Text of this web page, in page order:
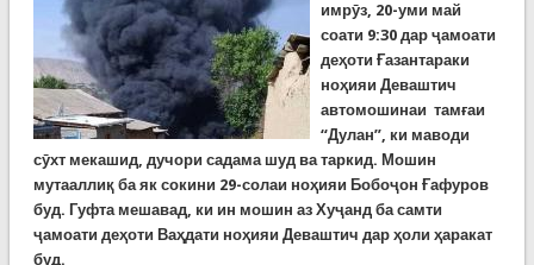
имрӯз, 20-уми май
соати 9:30 дар ҷамоати
деҳоти Ғазантараки
ноҳияи Деваштич
автомошинаи тамғаи
“Дулан”, ки маводи
сӯхт мекашид, дучори садама шуд ва таркид. Мошин
мутааллиқ ба як сокини 29-солаи ноҳияи Бобоҷон Ғафуров
буд. Гуфта мешавад, ки ин мошин аз Хуҷанд ба самти
ҷамоати деҳоти Ваҳдати ноҳияи Деваштич дар ҳоли ҳаракат
буд.